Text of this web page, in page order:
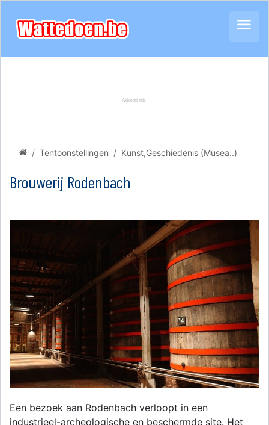
Tentoonstellingen Kunst,Geschiedenis (Musea..)
Brouwerij Rodenbach
Een bezoek aan Rodenbach verloopt in een
industrieel-archeologische en beschermde site. Het